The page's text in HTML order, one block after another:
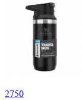
2750